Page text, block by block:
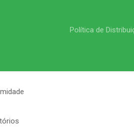
Política de